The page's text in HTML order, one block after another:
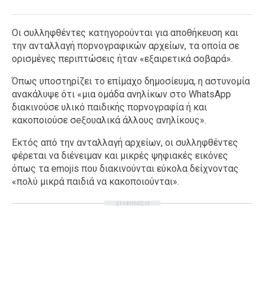
Οι συλληφθέντες κατηγορούνται για αποθήκευση και
την ανταλλαγή ποpνογραφικών αρχείων, τα οποία σε
ορισμένες περιπτώσεις ήταν «εξαιρετικά σοβαρά».
Όπως υποστηρίζει το επίμαχο δημοσίευμα, η αστυνομία
ανακάλυψε ότι «μια ομάδα ανηλίκων στο WhatsΑpp
διακινούσε υλικό παιδικής ποpνογραφία ή και
κακοποιούσε σeξουαλικά άλλους ανηλίκους».
Εκτός από την ανταλλαγή αρχείων, οι συλληφθέντες
φέρεται να διένειμαν και μικρές ψηφιακές εικόνες
όπως τα emojis που διακινούνται εύκολα δείχνοντας
«πολύ μικρά παιδιά να κακοποιούνται».
ΔΙΑΦΗΜΙΣΗ